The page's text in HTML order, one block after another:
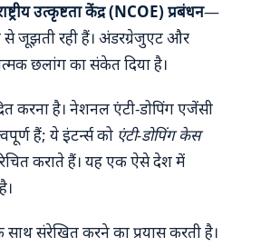
उत्कृष्टता केंद्र (NCOE) प्रबंधन—
से जूझती रही हैं। अंडरग्रेजुएट और
छलांग का संकेत दिया है।
करना है। नेशनल एंटी-डोपिंग एजेंसी
हैं; ये इंटर्न्स को एंटी-डोपिंग केस
कराते हैं। यह एक ऐसे देश में
साथ संरेखित करने का प्रयास करती है।